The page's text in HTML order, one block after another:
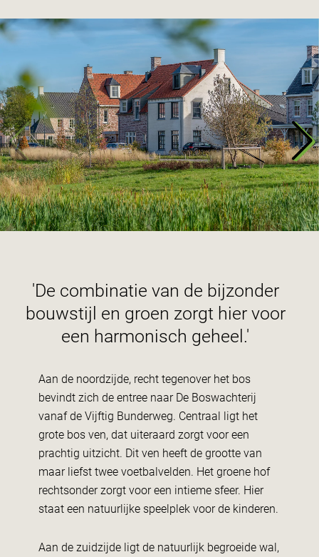
'De combinatie van de bijzonder
bouwstijl en groen zorgt hier voor
een harmonisch geheel.'
Aan de noordzijde, recht tegenover het bos
bevindt zich de entree naar De Boswachterij
vanaf de Vijftig Bunderweg. Centraal ligt het
grote bos ven, dat uiteraard zorgt voor een
prachtig uitzicht. Dit ven heeft de grootte van
maar liefst twee voetbalvelden. Het groene hof
rechtsonder zorgt voor een intieme sfeer. Hier
staat een natuurlijke speelplek voor de kinderen.
Aan de zuidzijde ligt de natuurlijk begroeide wal,